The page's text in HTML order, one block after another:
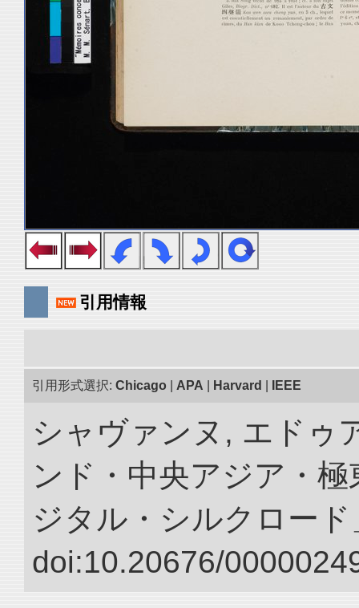
引用情報
引用形式選択: Chicago APA Harvard IEEE
シャヴァンヌ, エドゥ
ンド・中央アジア・
ジタル・シルクロー
doi:10.20676/